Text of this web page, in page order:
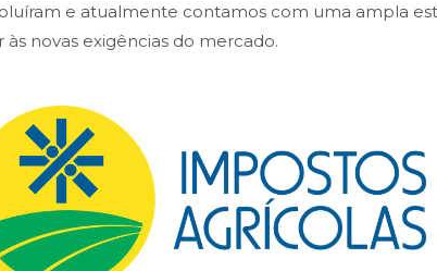
e atualmente contamos com uma ampla
novas exigências do mercado.